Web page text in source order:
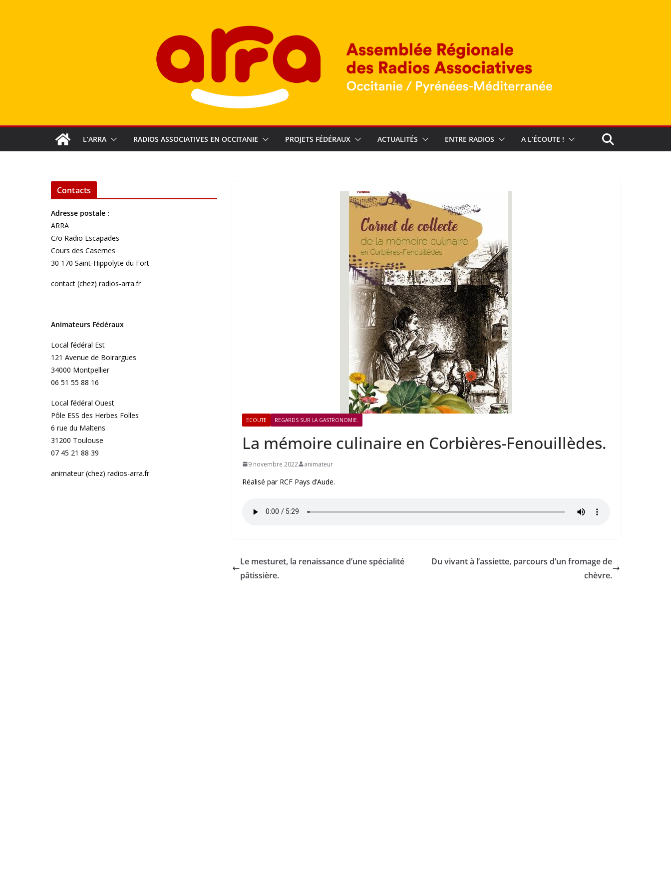
L’ARRA RADIOS ASSOCIATIVES EN OCCITANIE PROJETS FÉDÉRAUX ACTUALITÉS ENTRE RADIOS A L’ÉCOUTE !
ECOUTE REGARDS SUR LA GASTRONOMIE.
La mémoire culinaire en Corbières-Fenouillèdes.
9 novembre 2022 animateur
Réalisé par RCF Pays d’Aude.
Le mesturet, la renaissance d’une spécialité
pâtissière.
Du vivant à l’assiette, parcours d’un fromage de
chèvre.
Contacts
Adresse postale :
ARRA
C/o Radio Escapades
Cours des Casernes
30 170 Saint-Hippolyte du Fort
contact (chez) radios-arra.fr
Animateurs Fédéraux
Local fédéral Est
121 Avenue de Boirargues
34000 Montpellier
06 51 55 88 16
Local fédéral Ouest
Pôle ESS des Herbes Folles
6 rue du Maltens
31200 Toulouse
07 45 21 88 39
animateur (chez) radios-arra.fr